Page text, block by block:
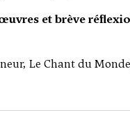
et brève
Le Chant du